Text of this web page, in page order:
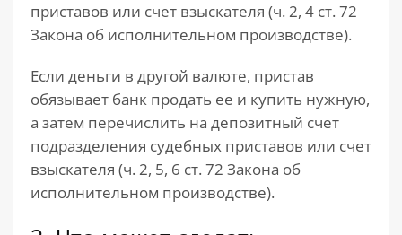
приставов или счет взыскателя (ч. 2, 4 ст. 72
Закона об исполнительном производстве).
Если деньги в другой валюте, пристав
обязывает банк продать ее и купить нужную,
а затем перечислить на депозитный счет
подразделения судебных приставов или счет
взыскателя (ч. 2, 5, 6 ст. 72 Закона об
исполнительном производстве).